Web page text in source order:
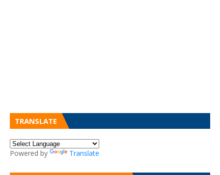
TRANSLATE
Powered by Translate